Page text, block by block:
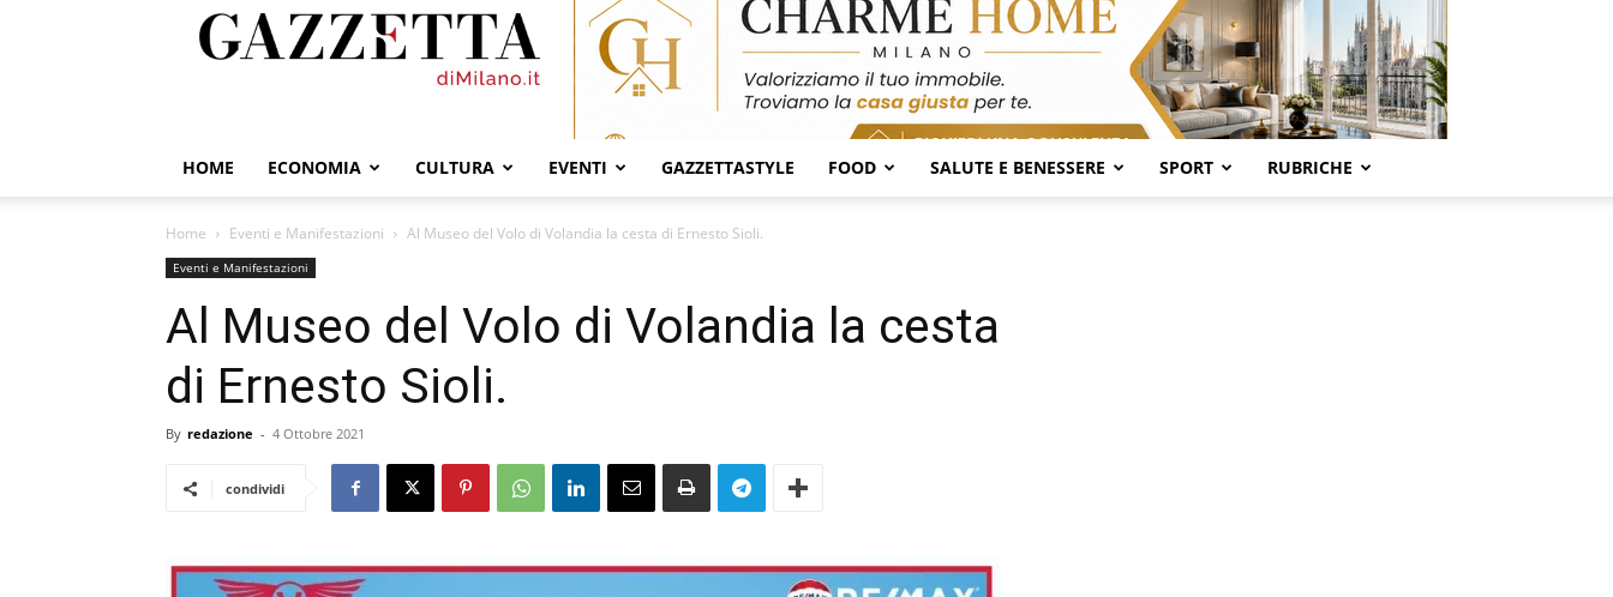
HOME ECONOMIA CULTURA EVENTI GAZZETTASTYLE FOOD SALUTE E BENESSERE SPORT RUBRICHE
Home Eventi e Manifestazioni Al Museo del Volo di Volandia la cesta di Ernesto Sioli.
Eventi e Manifestazioni
Al Museo del Volo di Volandia la cesta
di Ernesto Sioli.
By redazione - 4 Ottobre 2021
condividi